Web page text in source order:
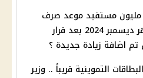
نبأ هام لـ11 مليون مستفيد موعد صرف
معاشات شهر ديسمبر 2024 بعد قرار
اضافة زيادة جديدة ؟
التموينية قريباً .. وزير